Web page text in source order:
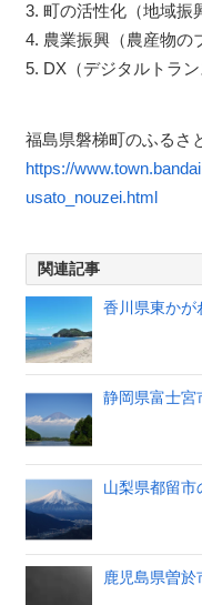
3. 町の活性化（地域振
4. 農業振興（農産物の
5. DX（デジタルトラ
福島県磐梯町のふるさ
https://
usato_nouzei.html
関連記事
香川県東かが
静岡県富士宮
山梨県都留市
鹿児島県曽於